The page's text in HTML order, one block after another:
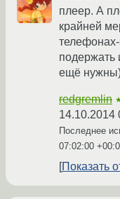
плеер. А
крайней
подержать
ещё
redgremlin
14.10.2014
Последнее
07:02:00
Показать